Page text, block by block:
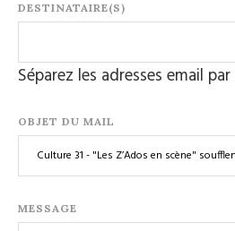
DESTINATAIRE(S)
Séparez les adresses email
OBJET DU MAIL
MESSAGE